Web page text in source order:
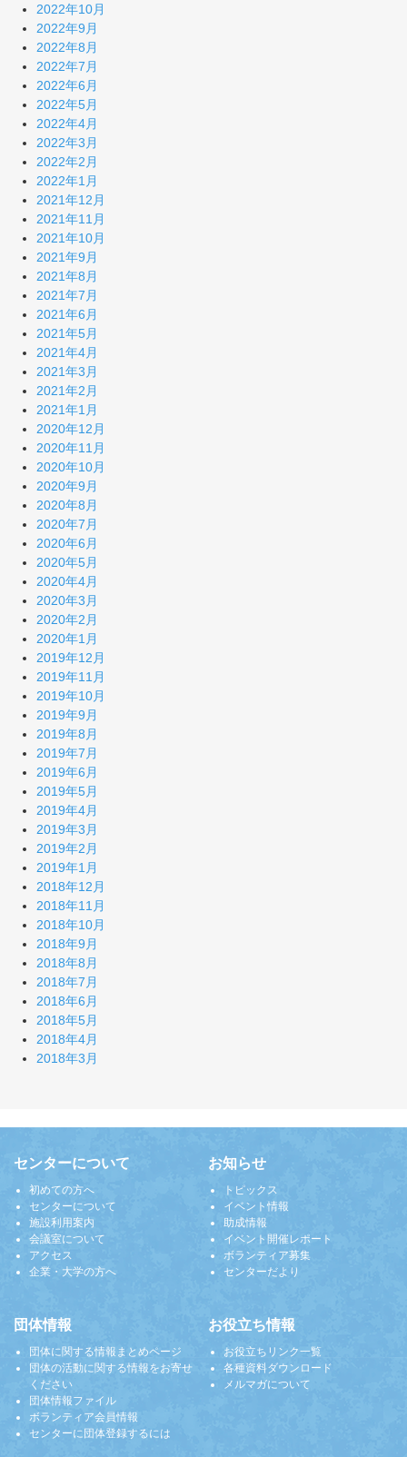
2022年10月
2022年9月
2022年8月
2022年7月
2022年6月
2022年5月
2022年4月
2022年3月
2022年2月
2022年1月
2021年12月
2021年11月
2021年10月
2021年9月
2021年8月
2021年7月
2021年6月
2021年5月
2021年4月
2021年3月
2021年2月
2021年1月
2020年12月
2020年11月
2020年10月
2020年9月
2020年8月
2020年7月
2020年6月
2020年5月
2020年4月
2020年3月
2020年2月
2020年1月
2019年12月
2019年11月
2019年10月
2019年9月
2019年8月
2019年7月
2019年6月
2019年5月
2019年4月
2019年3月
2019年2月
2019年1月
2018年12月
2018年11月
2018年10月
2018年9月
2018年8月
2018年7月
2018年6月
2018年5月
2018年4月
2018年3月
センターについて
初めての方へ
センターについて
施設利用案内
会議室について
アクセス
企業・大学の方へ
お知らせ
トピックス
イベント情報
助成情報
イベント開催レポート
ボランティア募集
センターだより
団体情報
団体に関する情報まとめページ
団体の活動に関する情報をお寄せ
ください
団体情報ファイル
ボランティア会員情報
センターに団体登録するには
お役立ち情報
お役立ちリンク一覧
各種資料ダウンロード
メルマガについて